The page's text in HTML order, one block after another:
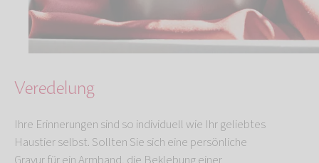
Veredelung
Ihre Erinnerungen sind so individuell wie Ihr geliebtes
Haustier selbst. Sollten Sie sich eine persönliche